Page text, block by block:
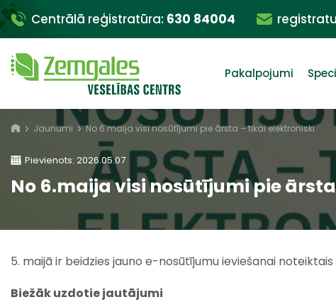
Centrālā reģistratūra: 630 84004
Pakalpojumi
Jaunumi No 6.maija visi nosūtījumi pie ārsta – tikai elektroniski
Pievienots: 2026.05.07
No 6.maija visi nosūtījumi pie
5. maijā ir beidzies jauno e-nosūtījumu ieviešanai
Biežāk uzdotie jautājumi